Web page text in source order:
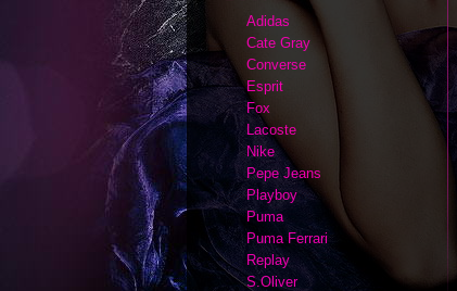
Adidas
Cate Gray
Converse
Esprit
Fox
Lacoste
Nike
Pepe Jeans
Playboy
Puma
Puma Ferrari
Replay
S.Oliver